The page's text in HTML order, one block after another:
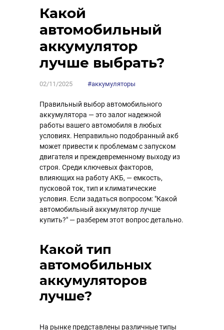
Какой
автомобильный
аккумулятор
лучше выбрать?
02/11/2025 #аккумуляторы
Правильный выбор автомобильного
аккумулятора — это залог надежной
работы вашего автомобиля в любых
условиях. Неправильно подобранный акб
может привести к проблемам с запуском
двигателя и преждевременному выходу из
строя. Среди ключевых факторов,
влияющих на работу АКБ, — емкость,
пусковой ток, тип и климатические
условия. Если задаться вопросом: "Какой
автомобильный аккумулятор лучше
купить?" — разберем этот вопрос детально.
Какой тип
автомобильных
аккумуляторов
лучше?
На рынке представлены различные типы